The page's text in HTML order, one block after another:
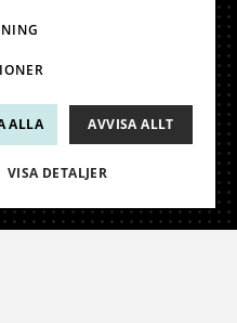
med hjälp av medel
Dalarna, Falu kommun
finansiärer och stiftare.
ALLA AVVISA ALLT
VISA DETALJER